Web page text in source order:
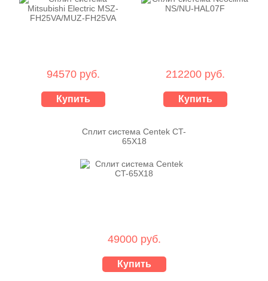
94570 руб.
Купить
212200 руб.
Купить
Сплит система Centek CT-
65X18
49000 руб.
Купить